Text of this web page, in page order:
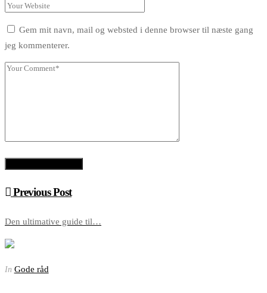
Gem mit navn, mail og websted i denne browser til næste gang
jeg kommenterer.
Previous Post
Den ultimative guide til…
In Gode råd